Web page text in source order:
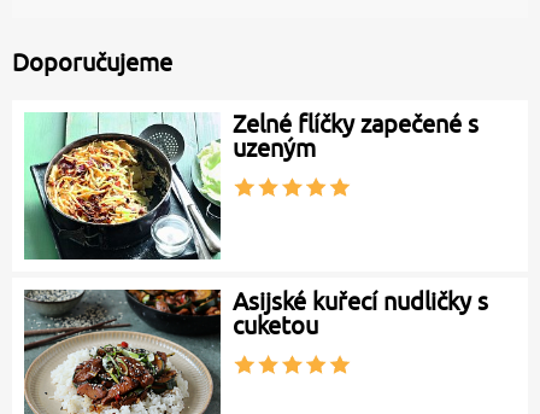
Doporučujeme
Zelné flíčky zapečené s
uzeným
Asijské kuřecí nudličky s
cuketou